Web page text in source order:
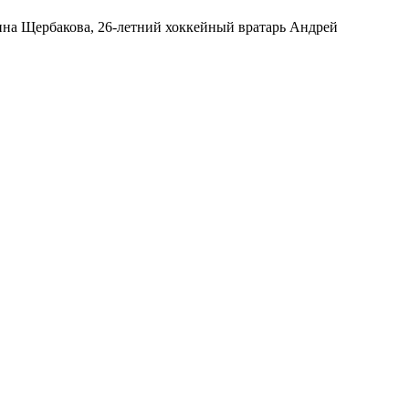
Щербакова, 26-летний хоккейный вратарь Андрей